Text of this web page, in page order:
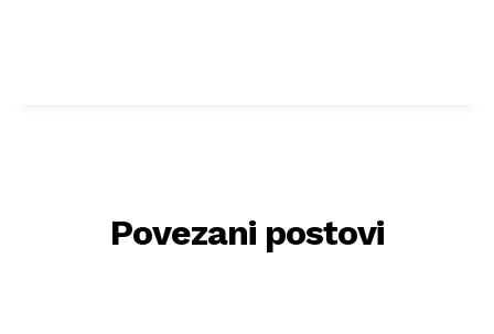
Povezani postovi